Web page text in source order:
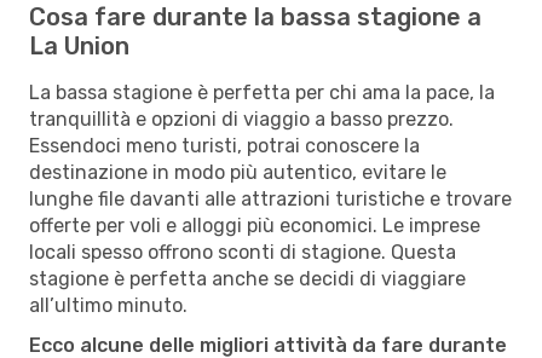
Cosa fare durante la bassa stagione a
La Union
La bassa stagione è perfetta per chi ama la pace, la
tranquillità e opzioni di viaggio a basso prezzo.
Essendoci meno turisti, potrai conoscere la
destinazione in modo più autentico, evitare le
lunghe file davanti alle attrazioni turistiche e trovare
offerte per voli e alloggi più economici. Le imprese
locali spesso offrono sconti di stagione. Questa
stagione è perfetta anche se decidi di viaggiare
all’ultimo minuto.
Ecco alcune delle migliori attività da fare durante